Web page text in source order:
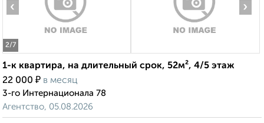
2/7
‹ ›
1-к квартира, на длительный срок, 52м², 4/5 этаж
22 000 ₽ в месяц
3-го Интернационала 78
Агентство, 05.08.2026